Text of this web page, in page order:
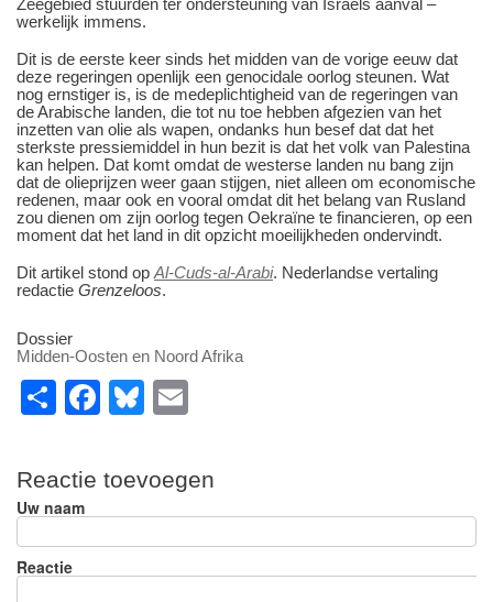
Zeegebied stuurden ter ondersteuning van Israëls aanval ‒
werkelijk immens.
Dit is de eerste keer sinds het midden van de vorige eeuw dat
deze regeringen openlijk een genocidale oorlog steunen. Wat
nog ernstiger is, is de medeplichtigheid van de regeringen van
de Arabische landen, die tot nu toe hebben afgezien van het
inzetten van olie als wapen, ondanks hun besef dat dat het
sterkste pressiemiddel in hun bezit is dat het volk van Palestina
kan helpen. Dat komt omdat de westerse landen nu bang zijn
dat de olieprijzen weer gaan stijgen, niet alleen om economische
redenen, maar ook en vooral omdat dit het belang van Rusland
zou dienen om zijn oorlog tegen Oekraïne te financieren, op een
moment dat het land in dit opzicht moeilijkheden ondervindt.
Dit artikel stond op Al-Cuds-al-Arabi. Nederlandse vertaling
redactie Grenzeloos.
Dossier
Midden-Oosten en Noord Afrika
S
ar
e
F
c
e
o
Bl
sk
Reactie toevoegen
Uw naam
Reactie